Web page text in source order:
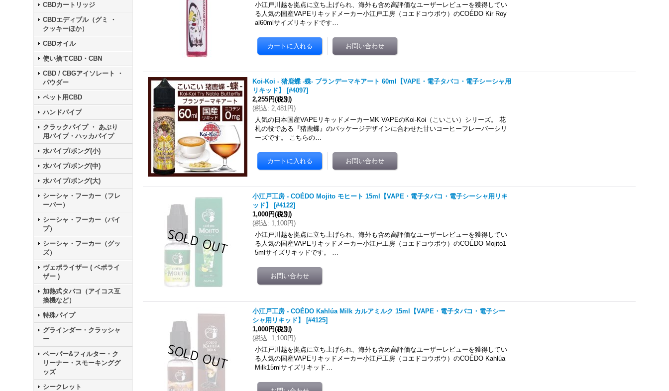
CBDカートリッジ
CBDエディブル（グミ ・
クッキーほか）
CBDオイル
使い捨てCBD・CBN
CBD / CBGアイソレート ・
パウダー
ペット用CBD
ハンドパイプ
クラックパイプ ・ あぶり
用パイプ・ハッカパイプ
水パイプ/ボング(小)
水パイプ/ボング(中)
水パイプ/ボング(大)
シーシャ・フーカー（フレ
ーバー）
シーシャ・フーカー（パイ
プ）
シーシャ・フーカー（グッ
ズ）
ヴェポライザー ( ベポライ
ザー )
加熱式タバコ（アイコス互
換機など）
特殊パイプ
グラインダー・クラッシャ
ー
ペーパー&フィルター・ク
リーナー・スモーキンググ
ッズ
シークレット
小江戸川越を拠点に立ち上げられ、海外も含め高評価なユーザーレビューを獲得してい
る人気の国産VAPEリキッドメーカー小江戸工房（コエドコウボウ）のCOÉDO Kir Roy
al60mlサイズリキッドです…
Koi-Koi - 猪鹿蝶 -蝶- ブランデーマキアート 60ml【VAPE・電子タバコ・電子シーシャ用
リキッド】
[#4097]
2,255円(税別)
(税込: 2,481円)
人気の日本国産VAPEリキッドメーカーMK VAPEのKoi-Koi（こいこい）シリーズ。 花
札の役である『猪鹿蝶』のパッケージデザインに合わせた甘いコーヒーフレーバーシリ
ーズです。 こちらの…
小江戸工房 - COÉDO Mojito モヒート 15ml【VAPE・電子タバコ・電子シーシャ用リキ
ッド】
[#4122]
1,000円(税別)
(税込: 1,100円)
小江戸川越を拠点に立ち上げられ、海外も含め高評価なユーザーレビューを獲得してい
る人気の国産VAPEリキッドメーカー小江戸工房（コエドコウボウ）のCOÉDO Mojito1
5mlサイズリキッドです。 …
小江戸工房 - COÉDO Kahlúa Milk カルアミルク 15ml【VAPE・電子タバコ・電子シー
シャ用リキッド】
[#4125]
1,000円(税別)
(税込: 1,100円)
小江戸川越を拠点に立ち上げられ、海外も含め高評価なユーザーレビューを獲得してい
る人気の国産VAPEリキッドメーカー小江戸工房（コエドコウボウ）のCOÉDO Kahlúa
Milk15mlサイズリキッド…